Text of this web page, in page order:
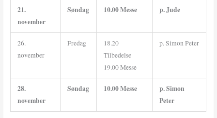
21.
november
Søndag 10.00 Messe p. Jude
26.
november
Fredag
18.20
Tilbedelse
19.00 Messe
p. Simon Peter
28.
november
Søndag 10.00 Messe
p. Simon
Peter